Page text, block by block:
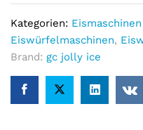
Kategorien:
Eiswürfelmaschinen,
Brand: gc jolly ice